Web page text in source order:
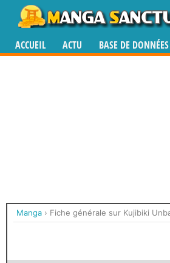
ACCUEIL ACTU BASE DE DONNÉES
Manga › Fiche générale sur Kujibiki